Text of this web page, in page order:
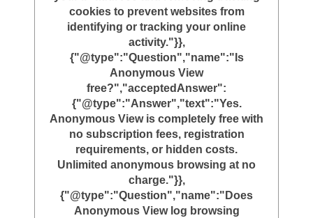
cookies to prevent websites from
identifying or tracking your online
activity."}},
{"@type":"Question","name":"Is
Anonymous View
free?","acceptedAnswer":
{"@type":"Answer","text":"Yes.
Anonymous View is completely free with
no subscription fees, registration
requirements, or hidden costs.
Unlimited anonymous browsing at no
charge."}},
{"@type":"Question","name":"Does
Anonymous View log browsing